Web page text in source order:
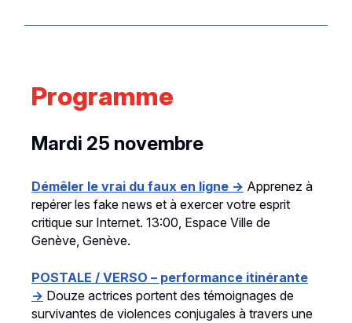
Programme
Mardi 25 novembre
Démêler le vrai du faux en ligne → Apprenez à
repérer les fake news et à exercer votre esprit
critique sur Internet. 13:00, Espace Ville de
Genève, Genève.
POSTALE / VERSO – performance itinérante
→ Douze actrices portent des témoignages de
survivantes de violences conjugales à travers une